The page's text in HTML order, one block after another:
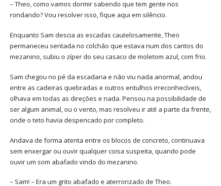
– Theo, como vamos dormir sabendo que tem gente nos
rondando? Vou resolver isso, fique aqui em silêncio.
Enquanto Sam descia as escadas cautelosamente, Theo
permaneceu sentada no colchão que estava num dos cantos do
mezanino, subiu o zíper do seu casaco de moletom azul, com frio.
Sam chegou no pé da escadaria e não viu nada anormal, andou
entre as cadeiras quebradas e outros entulhos irreconhecíveis,
olhava em todas as direções e nada. Pensou na possibilidade de
ser algum animal, ou o vento, mas resolveu ir até a parte da frente,
onde o teto havia despencado por completo.
Andava de forma atenta entre os blocos de concreto, continuava
sem enxergar ou ouvir qualquer coisa suspeita, quando pode
ouvir um som abafado vindo do mezanino.
– Sam! – Era um grito abafado e aterrorizado de Theo.